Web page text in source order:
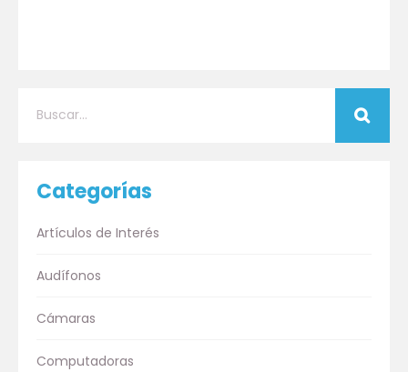
Categorías
Artículos de Interés
Audífonos
Cámaras
Computadoras